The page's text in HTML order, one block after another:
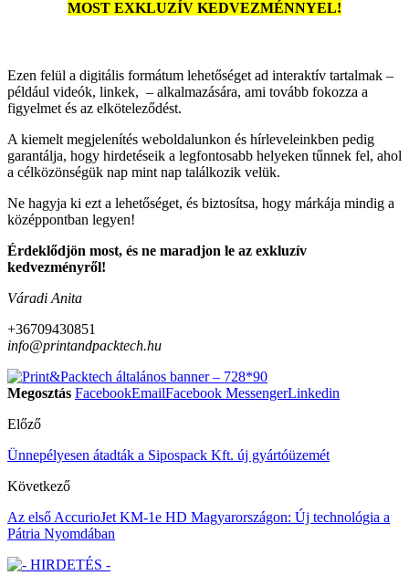
MOST EXKLUZÍV KEDVEZMÉNNYEL!
Ezen felül a digitális formátum lehetőséget ad interaktív tartalmak –
például videók, linkek, – alkalmazására, ami tovább fokozza a
figyelmet és az elköteleződést.
A kiemelt megjelenítés weboldalunkon és hírleveleinkben pedig
garantálja, hogy hirdetéseik a legfontosabb helyeken tűnnek fel, ahol
a célközönségük nap mint nap találkozik velük.
Ne hagyja ki ezt a lehetőséget, és biztosítsa, hogy márkája mindig a
középpontban legyen!
Érdeklődjön most, és ne maradjon le az exkluzív
kedvezményről!
Váradi Anita
+36709430851
info@printandpacktech.hu
Megosztás FacebookEmailFacebook MessengerLinkedin
Előző
Ünnepélyesen átadták a Sipospack Kft. új gyártóüzemét
Következő
Az első AccurioJet KM-1e HD Magyarországon: Új technológia a
Pátria Nyomdában